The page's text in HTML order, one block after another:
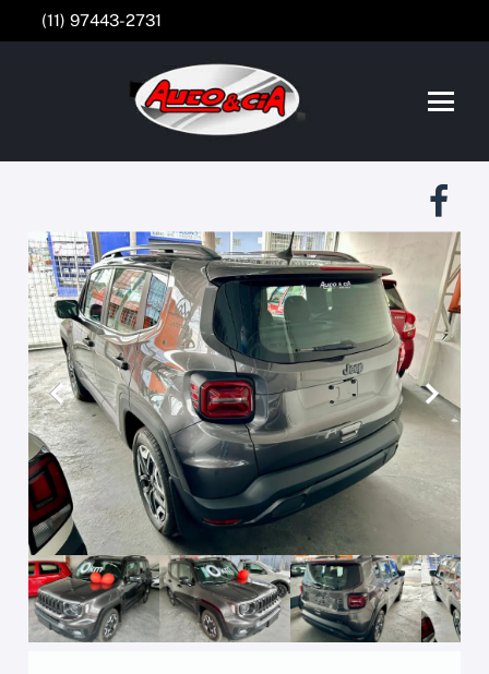
(11) 97443-2731
Anterior Próximo